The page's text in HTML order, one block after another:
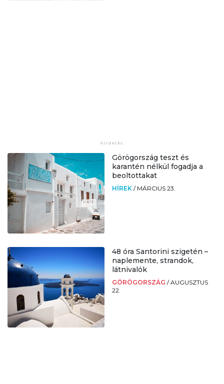
Görögország teszt és
karantén nélkül fogadja a
beoltottakat
HÍREK / MÁRCIUS 23.
48 óra Santorini szigetén –
naplemente, strandok,
látnivalók
GÖRÖGORSZÁG /AUGUSZTUS
22.